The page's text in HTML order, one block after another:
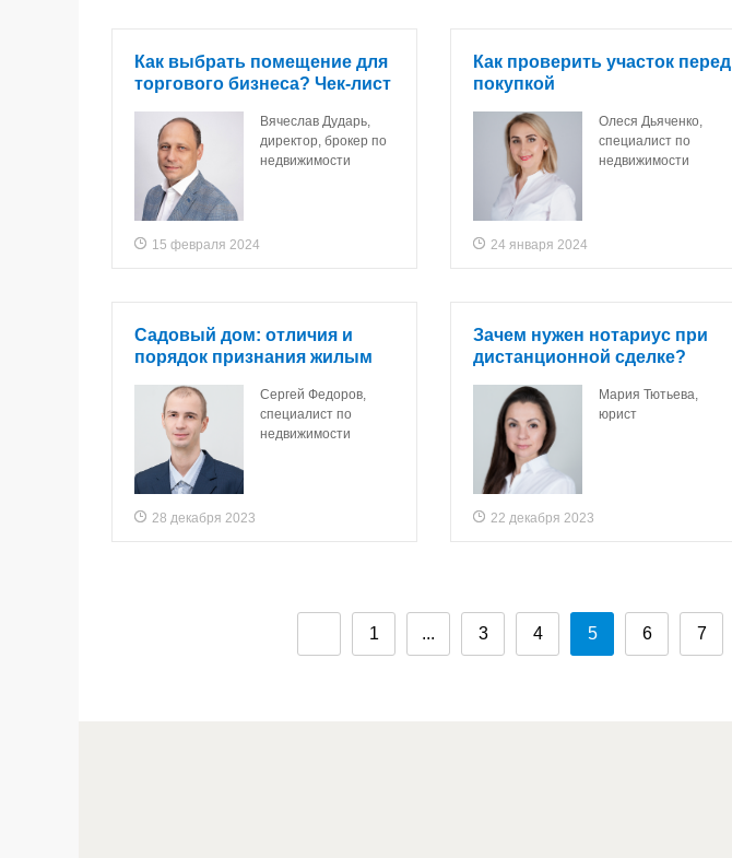
Как выбрать помещение для
торгового бизнеса? Чек-лист
Вячеслав Дударь,
директор, брокер по
недвижимости
15 февраля 2024
Как проверить участок перед
покупкой
Олеся Дьяченко,
специалист по
недвижимости
24 января 2024
Садовый дом: отличия и
порядок признания жилым
Сергей Федоров,
специалист по
недвижимости
28 декабря 2023
Зачем нужен нотариус при
дистанционной сделке?
Мария Тютьева,
юрист
22 декабря 2023
1 ... 3 4 5 6 7